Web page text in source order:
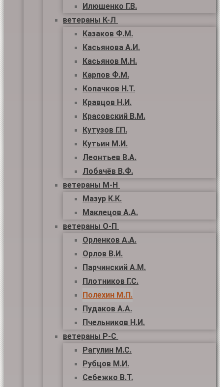
Илюшенко Г.В.
ветераны К-Л
Казаков Ф.М.
Касьянова А.И.
Касьянов М.Н.
Карпов Ф.М.
Копачков Н.Т.
Кравцов Н.И.
Красовский В.М.
Кутузов Г.П.
Кутьин М.И.
Леонтьев В.А.
Лобачёв В.Ф.
ветераны М-Н
Мазур К.К.
Маклецов А.А.
ветераны О-П
Орленков А.А.
Орлов В.И.
Парчинский А.М.
Плотников Г.С.
Полехин М.П.
Пудаков А.А.
Пчельников Н.И.
ветераны Р-С
Рагулин М.С.
Рубцов М.И.
Себежко В.Т.